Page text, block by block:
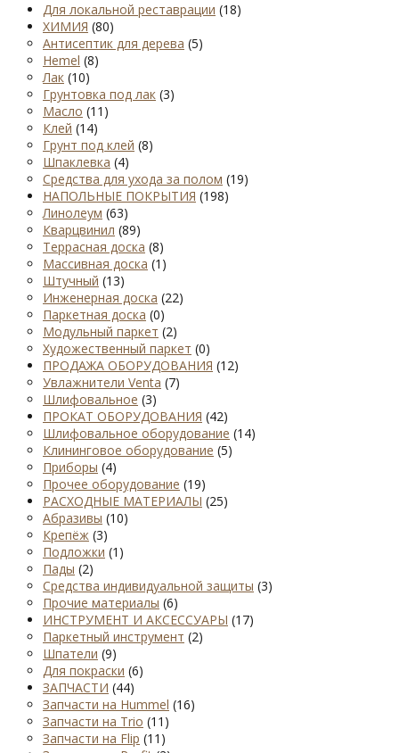
Для локальной реставрации (18)
ХИМИЯ (80)
Антисептик для дерева (5)
Hemel (8)
Лак (10)
Грунтовка под лак (3)
Масло (11)
Клей (14)
Грунт под клей (8)
Шпаклевка (4)
Средства для ухода за полом (19)
НАПОЛЬНЫЕ ПОКРЫТИЯ (198)
Линолеум (63)
Кварцвинил (89)
Террасная доска (8)
Массивная доска (1)
Штучный (13)
Инженерная доска (22)
Паркетная доска (0)
Модульный паркет (2)
Художественный паркет (0)
ПРОДАЖА ОБОРУДОВАНИЯ (12)
Увлажнители Venta (7)
Шлифовальное (3)
ПРОКАТ ОБОРУДОВАНИЯ (42)
Шлифовальное оборудование (14)
Клининговое оборудование (5)
Приборы (4)
Прочее оборудование (19)
РАСХОДНЫЕ МАТЕРИАЛЫ (25)
Абразивы (10)
Крепёж (3)
Подложки (1)
Пады (2)
Средства индивидуальной защиты (3)
Прочие материалы (6)
ИНСТРУМЕНТ И АКСЕССУАРЫ (17)
Паркетный инструмент (2)
Шпатели (9)
Для покраски (6)
ЗАПЧАСТИ (44)
Запчасти на Hummel (16)
Запчасти на Trio (11)
Запчасти на Flip (11)